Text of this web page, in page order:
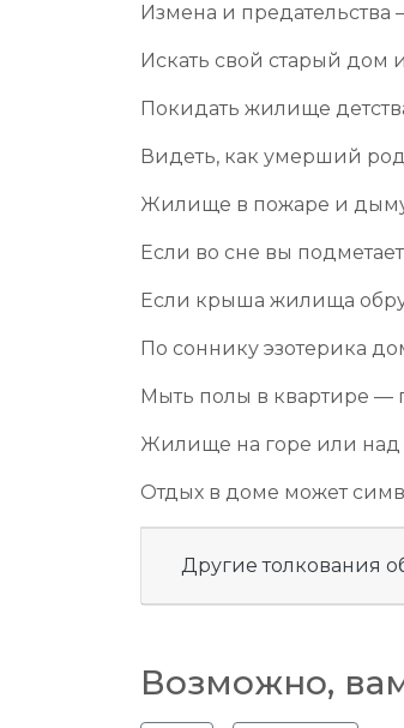
Измена и предательства
Искать свой старый дом
Покидать жилище
Видеть, как умерший
Жилище в пожаре и дыму
Если во сне вы
Если крыша жилища
По соннику эзотерика
Мыть полы в квартире —
Жилище на горе или над
Отдых в доме может
Другие толкования
Возможно,